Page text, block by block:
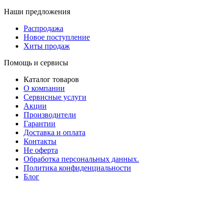
Наши предложения
Распродажа
Новое поступление
Хиты продаж
Помощь и сервисы
Каталог товаров
О компании
Сервисные услуги
Акции
Производители
Гарантии
Доставка и оплата
Контакты
Не оферта
Обработка персональных данных.
Политика конфиденциальности
Блог